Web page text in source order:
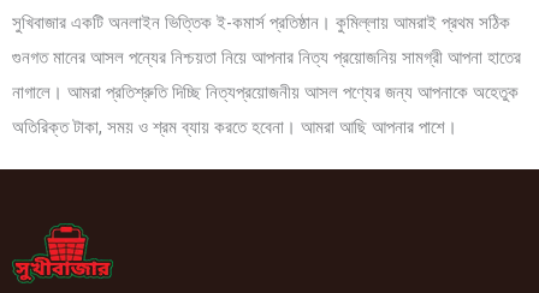
সুখিবাজার একটি অনলাইন ভিত্তিক ই-কমার্স প্রতিষ্ঠান। কুমিল্লায় আমরাই প্রথম সঠিক
গুনগত মানের আসল পন্যের নিশ্চয়তা নিয়ে আপনার নিত্য প্রয়োজনিয় সামগ্রী আপনা হাতের
নাগালে। আমরা প্রতিশ্রুতি দিচ্ছি নিত্যপ্রয়োজনীয় আসল পণ্যের জন্য আপনাকে অহেতুক
অতিরিক্ত টাকা, সময় ও শ্রম ব্যায় করতে হবেনা। আমরা আছি আপনার পাশে।